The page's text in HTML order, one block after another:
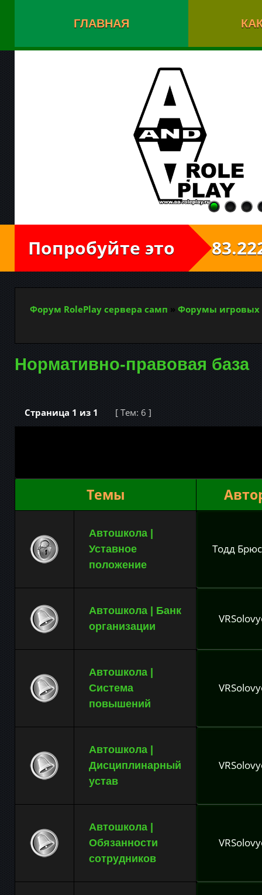
ГЛАВНАЯ
Попробуйте это
Форум RolePlay сервера самп » Форумы игровых
Нормативно-правовая база
Страница 1 из 1 [ Тем: 6 ]
Темы
Автошкола |
Уставное
положение
Тодд
Автошкола | Банк
организации
Автошкола |
Система
повышений
Автошкола |
Дисциплинарный
устав
Автошкола |
Обязанности
сотрудников